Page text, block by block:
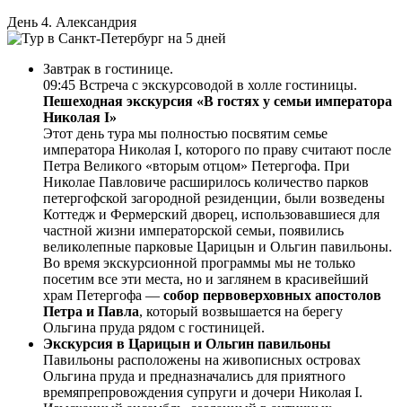
День 4. Александрия
Завтрак в гостинице.
09:45 Встреча с экскурсоводой в холле гостиницы.
Пешеходная экскурсия «В гостях у семьи императора
Николая I»
Этот день тура мы полностью посвятим семье
императора Николая I, которого по праву считают после
Петра Великого «вторым отцом» Петергофа. При
Николае Павловиче расширилось количество парков
петергофской загородной резиденции, были возведены
Коттедж и Фермерский дворец, использовавшиеся для
частной жизни императорской семьи, появились
великолепные парковые Царицын и Ольгин павильоны.
Во время экскурсионной программы мы не только
посетим все эти места, но и заглянем в красивейший
храм Петергофа — собор первоверховных апостолов
Петра и Павла, который возвышается на берегу
Ольгина пруда рядом с гостиницей.
Экскурсия в Царицын и Ольгин павильоны
Павильоны расположены на живописных островах
Ольгина пруда и предназначались для приятного
времяпрепровождения супруги и дочери Николая I.